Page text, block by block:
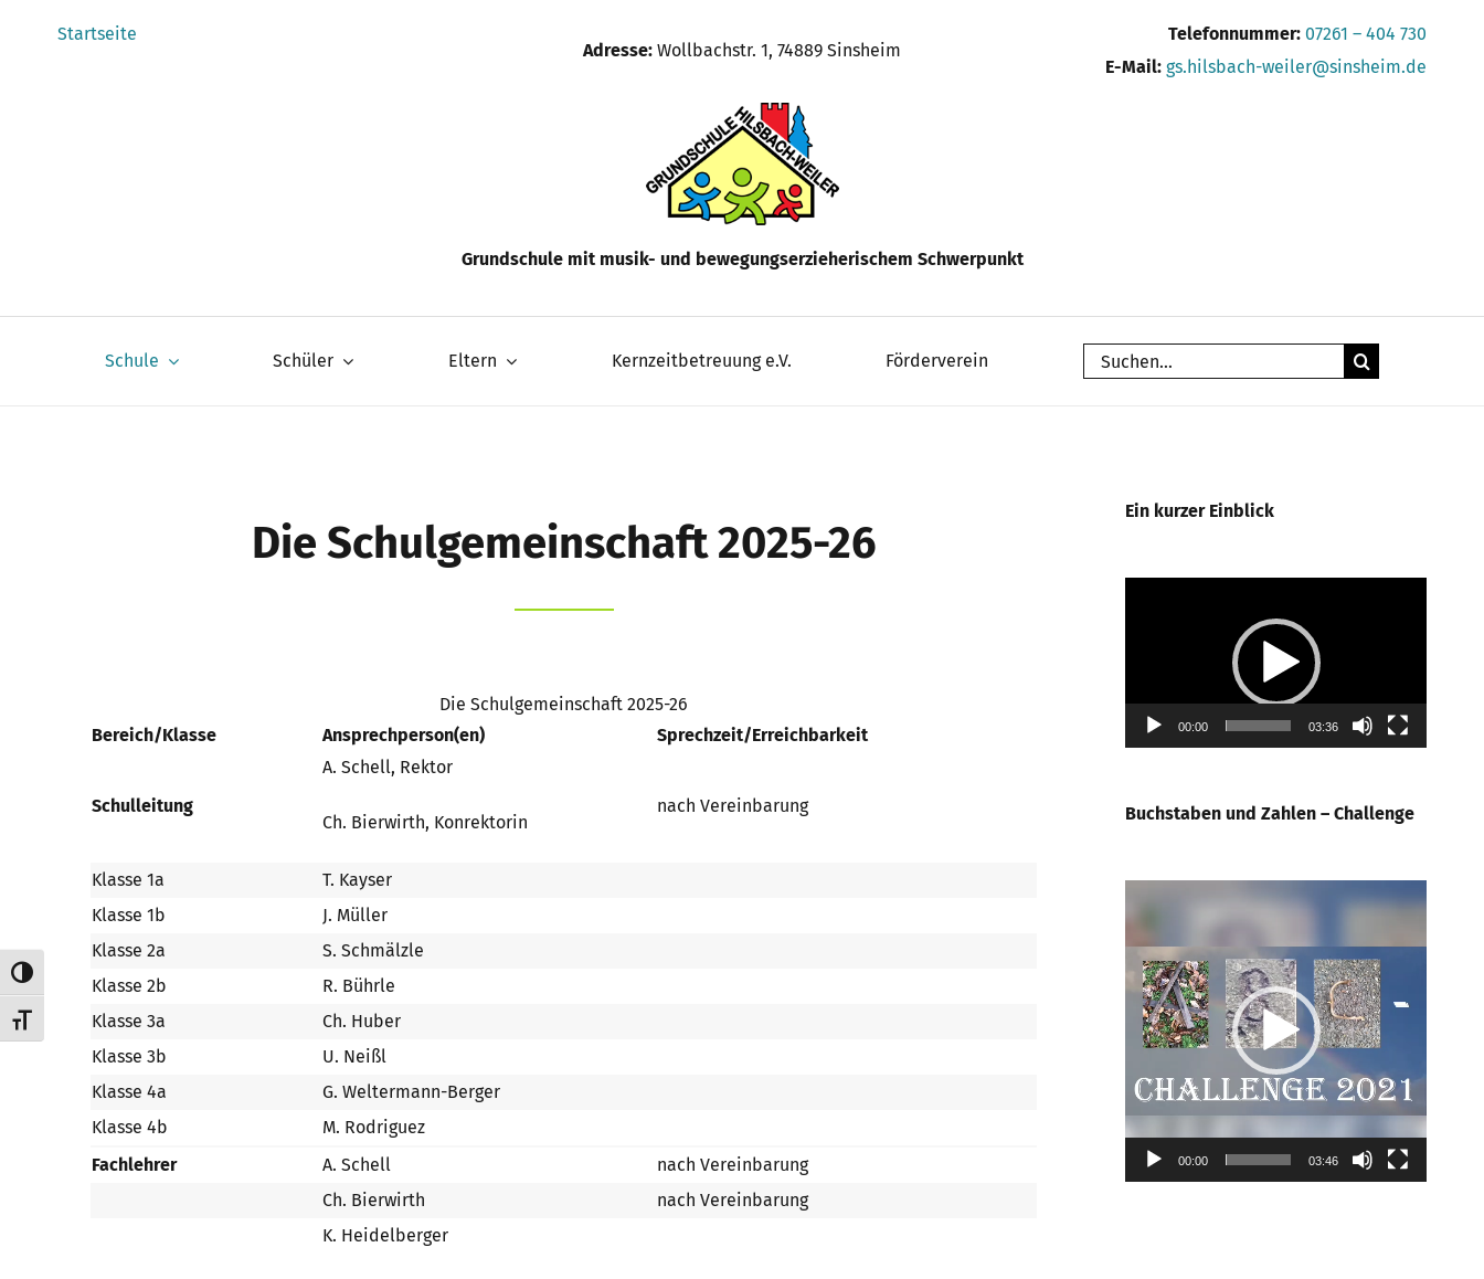
Umschalten auf hohe Kontraste
Schrift vergrößern
Startseite
Adresse:Wollbachstr. 1, 74889 Sinsheim
Telefonnummer: 07261 – 404 730
E-Mail:gs.hilsbach-weiler@sinsheim.de
Grundschule mit musik- und bewegungserzieherischem Schwerpunkt
Schule Schüler Eltern Kernzeitbetreuung e.V. Förderverein
Suche
Die Schulgemeinschaft 2025-26
Die Schulgemeinschaft 2025-26
Bereich/Klasse
Ansprechperson(en) Sprechzeit/Erreichbarkeit
Schulleitung
A. Schell, Rektor
Ch. Bierwirth, Konrektorin
nach Vereinbarung
Klasse 1a
T. Kayser
Klasse 1b
J. Müller
Klasse 2a
S. Schmälzle
Klasse 2b
R. Bührle
Klasse 3a
Ch. Huber
Klasse 3b
U. Neißl
Klasse 4a
G. Weltermann-Berger
Klasse 4b
M. Rodriguez
Fachlehrer
A. Schell
nach Vereinbarung
Ch. Bierwirth
nach Vereinbarung
K. Heidelberger
Ein kurzer Einblick
00:00 03:36
Buchstaben und Zahlen – Challenge
00:00 03:46